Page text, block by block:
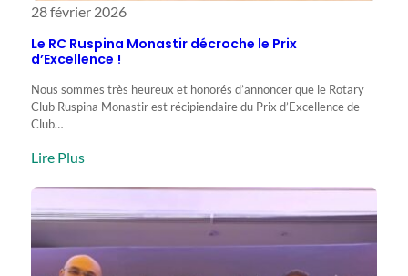
Zone
22
28 février 2026
Le RC Ruspina Monastir décroche le Prix
d’Excellence !
Nous sommes très heureux et honorés d’annoncer que le Rotary
Club Ruspina Monastir est récipiendaire du Prix d’Excellence de
Club…
Lire Plus:
Ruspina
Monastir
décroche